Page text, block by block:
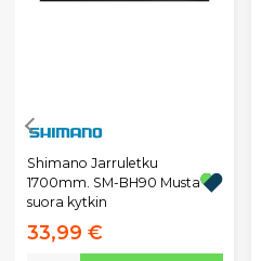
Shimano Jarruletku
1700mm. SM-BH90 Musta
suora kytkin
33,99 €